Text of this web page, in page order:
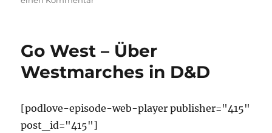
Go West – Über
Westmarches in D&D
[podlove-episode-web-player publisher="415"
post_id="415"]